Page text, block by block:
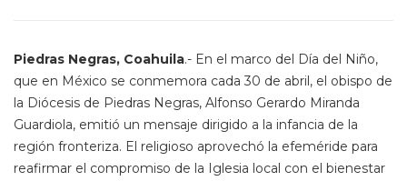
Piedras Negras, Coahuila.- En el marco del Día del Niño,
que en México se conmemora cada 30 de abril, el obispo de
la Diócesis de Piedras Negras, Alfonso Gerardo Miranda
Guardiola, emitió un mensaje dirigido a la infancia de la
región fronteriza. El religioso aprovechó la efeméride para
reafirmar el compromiso de la Iglesia local con el bienestar